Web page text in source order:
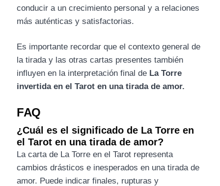
conducir a un crecimiento personal y a relaciones
más auténticas y satisfactorias.
Es importante recordar que el contexto general de
la tirada y las otras cartas presentes también
influyen en la interpretación final de La Torre
invertida en el Tarot en una tirada de amor.
FAQ
¿Cuál es el significado de La Torre en
el Tarot en una tirada de amor?
La carta de La Torre en el Tarot representa
cambios drásticos e inesperados en una tirada de
amor. Puede indicar finales, rupturas y